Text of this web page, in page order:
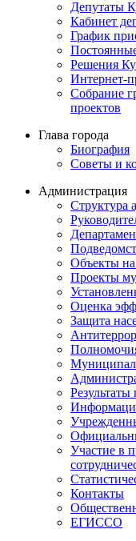
Депутаты
Кабинет
График
Решения
Интернет-
Собрание
проектов
Глава города
Биография
Советы и
Администрация
Структура
Объекты на
Проекты
Оценка
Защита
Результаты
Участие в
Контакты
ЕГИССО